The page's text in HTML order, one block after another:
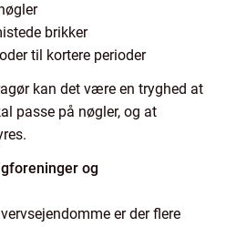
brikker
til kortere perioder
kan det være en tryghed at
passe på nøgler, og at
og
er der flere